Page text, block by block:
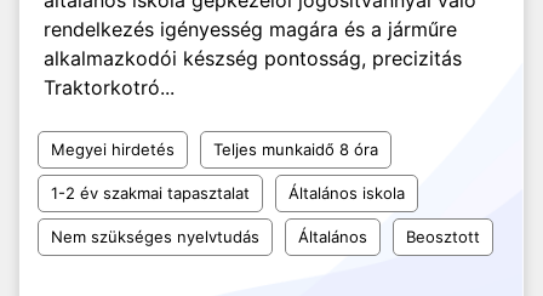
rendelkezés igényesség magára és a járműre
alkalmazkodói készség pontosság, precizitás
Traktorkotró...
Megyei hirdetés Teljes munkaidő 8 óra
1-2 év szakmai tapasztalat Általános iskola
Nem szükséges nyelvtudás Általános Beosztott